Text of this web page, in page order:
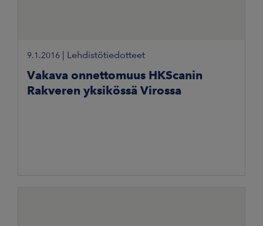
9.1.2016 Lehdistötiedotteet
Vakava onnettomuus HKScanin
Rakveren yksikössä Virossa